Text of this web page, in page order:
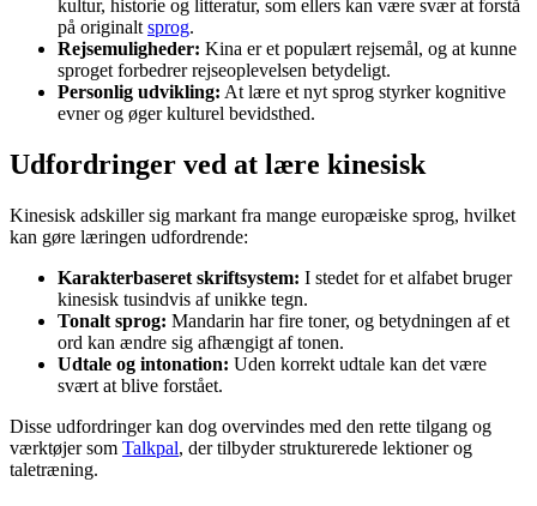
kultur, historie og litteratur, som ellers kan være svær at forstå
på originaltsprog.
Rejsemuligheder: Kina er et populært rejsemål, og at kunne
sproget forbedrer rejseoplevelsen betydeligt.
Personlig udvikling: At lære et nyt sprog styrker kognitive
evner og øger kulturel bevidsthed.
Udfordringer ved at lære kinesisk
Kinesisk adskiller sig markant fra mange europæiske sprog, hvilket
kan gøre læringen udfordrende:
Karakterbaseret skriftsystem: I stedet for et alfabet bruger
kinesisk tusindvis af unikke tegn.
Tonalt sprog: Mandarin har fire toner, og betydningen af et
ord kan ændre sig afhængigt af tonen.
Udtale og intonation: Uden korrekt udtale kan det være
svært at blive forstået.
Disse udfordringer kan dog overvindes med den rette tilgang og
værktøjer som Talkpal, der tilbyder strukturerede lektioner og
taletræning.